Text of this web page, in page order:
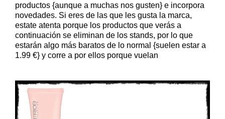
productos {aunque a muchas nos gusten} e incorpora
novedades. Si eres de las que les gusta la marca,
estate atenta porque los productos que verás a
continuación se eliminan de los stands, por lo que
estarán algo más baratos de lo normal {suelen estar a
1.99 €} y corre a por ellos porque vuelan